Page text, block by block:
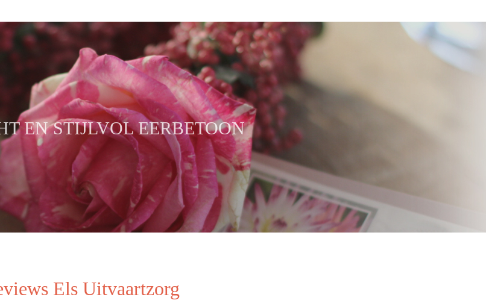
EN STIJLVOL EERBETOON
Els Uitvaartzorg